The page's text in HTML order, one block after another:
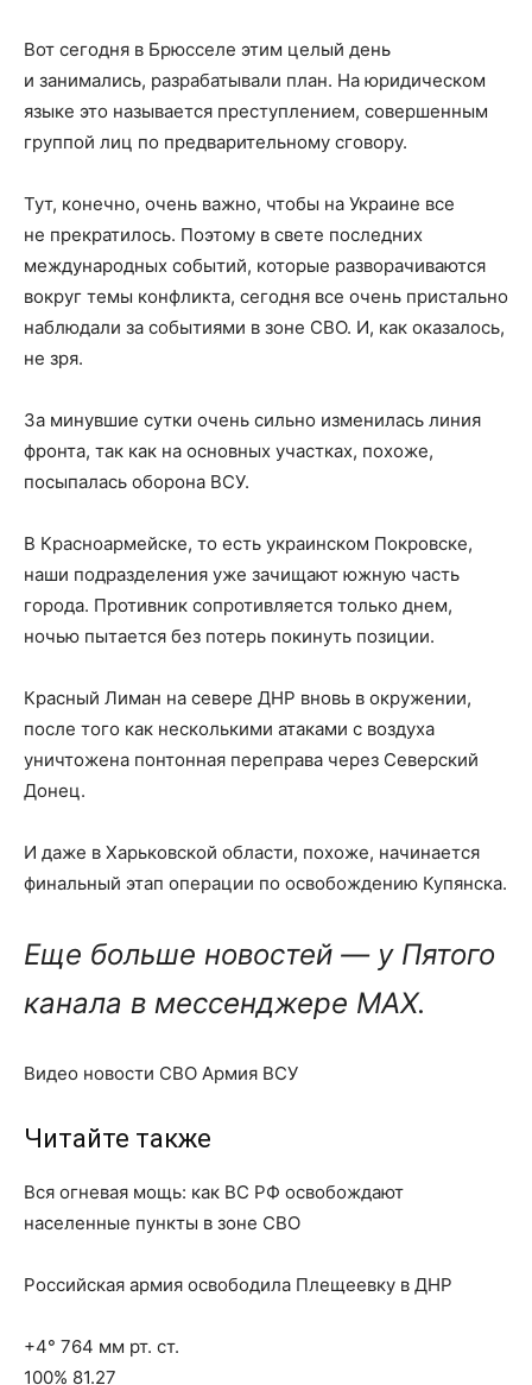
Вот сегодня в Брюсселе этим целый день
и занимались, разрабатывали план. На юридическом
языке это называется преступлением, совершенным
группой лиц по предварительному сговору.
Тут, конечно, очень важно, чтобы на Украине все
не прекратилось. Поэтому в свете последних
международных событий, которые разворачиваются
вокруг темы конфликта, сегодня все очень пристально
наблюдали за событиями в зоне СВО. И, как оказалось,
не зря.
За минувшие сутки очень сильно изменилась линия
фронта, так как на основных участках, похоже,
посыпалась оборона ВСУ.
В Красноармейске, то есть украинском Покровске,
наши подразделения уже зачищают южную часть
города. Противник сопротивляется только днем,
ночью пытается без потерь покинуть позиции.
Красный Лиман на севере ДНР вновь в окружении,
после того как несколькими атаками с воздуха
уничтожена понтонная переправа через Северский
Донец.
И даже в Харьковской области, похоже, начинается
финальный этап операции по освобождению Купянска.
Еще больше новостей — у Пятого
канала в мессенджере MAX.
Видео новости СВО Армия ВСУ
Читайте также
Вся огневая мощь: как ВС РФ освобождают
населенные пункты в зоне СВО
Российская армия освободила Плещеевку в ДНР
+4° 764 мм рт. ст.
100% 81.27